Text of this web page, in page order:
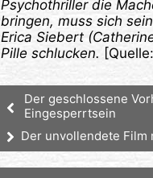
Psychothriller die
bringen, muss sich
Erica Siebert
Pille schlucken.
Der geschlossene
Eingesperrtsein
Der unvollendete Film